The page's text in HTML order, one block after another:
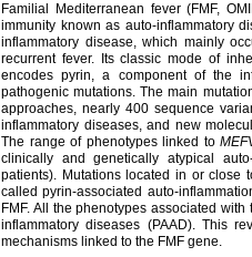
Familial Mediterranean fever (FMF,
immunity known as auto-inflammatory
inflammatory disease, which mainly
recurrent fever. Its classic mode of
encodes pyrin, a component of the
pathogenic mutations. The main
approaches, nearly 400 sequence
inflammatory diseases, and new
The range of phenotypes linked to
clinically and genetically atypical
patients). Mutations located in or close
called pyrin-associated auto-
FMF. All the phenotypes associated with
inflammatory diseases (PAAD). This
mechanisms linked to the FMF gene.